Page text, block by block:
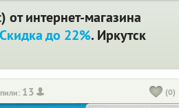
интернет-магазина
Скидка до 22%. Иркутск
13 (0)